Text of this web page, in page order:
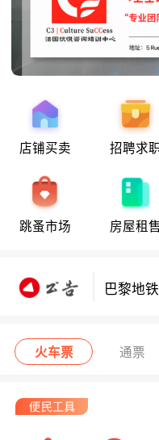
店铺买卖 招聘求
跳蚤市场 房屋租售
8月6日
地铁8
炉！
8月6日
巴黎地
火车票 通票